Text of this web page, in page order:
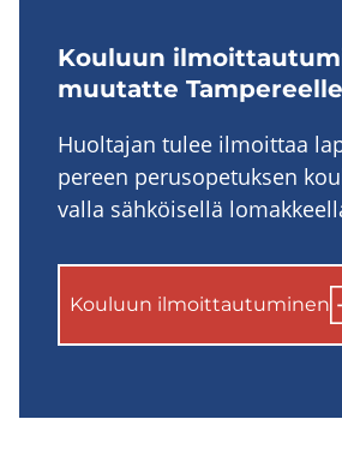
Kou­luun
muu­tat­te Tam­pe­reel­le
Huol­ta­jan tulee il­moit­taa
pe­reen pe­rus­o­pe­tuk­sen
val­la säh­köi­sel­lä
Kou­luun il­moit­tau­tu­mi­nen